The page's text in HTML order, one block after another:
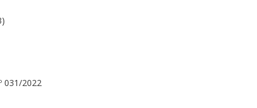
031/2022